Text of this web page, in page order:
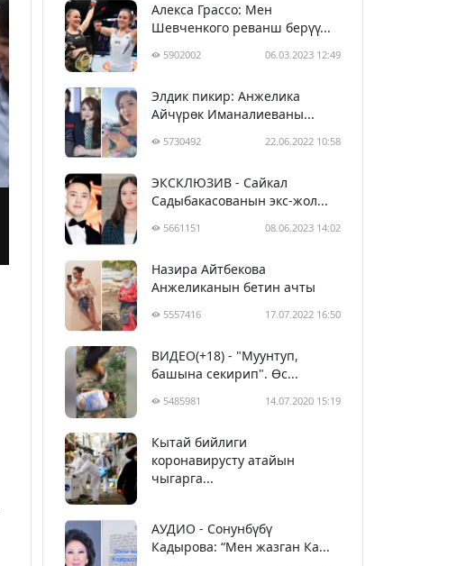
Алекса Грассо: Мен
Шевченкого реванш берүү...
5902002 06.03.2023 12:49
Элдик пикир: Анжелика
Айчүрөк Иманалиеваны...
5730492 22.06.2022 10:58
ЭКСКЛЮЗИВ - Сайкал
Садыбакасованын экс-жол...
5661151 08.06.2023 14:02
Назира Айтбекова
Анжеликанын бетин ачты
5557416 17.07.2022 16:50
ВИДЕО(+18) - "Муунтуп,
башына секирип". Өс...
5485981 14.07.2020 15:19
Кытай бийлиги
коронавирусту атайын
чыгарга...
АУДИО - Сонунбүбү
Кадырова: “Мен жазган Ка...